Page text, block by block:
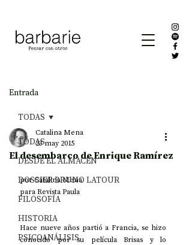
Entrada
TODAS
DESDE EL ALMACÉN
DOSSIER BRUNO LATOUR
FILOSOFÍA
HISTORIA
PSICOANÁLISIS
TODAS
El desembarco de Enrique Ramírez
Catalina Mena
23 may 2015
por Catalina Mena
para Revista Paula
Hace nueve años partió a Francia, se hizo
conocido por su película Brisas y lo